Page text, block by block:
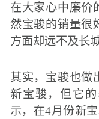
在大家心中廉价
然宝骏的销量很
方面却远不及长
其实，宝骏也做
新宝骏，但它
示，在4月份新